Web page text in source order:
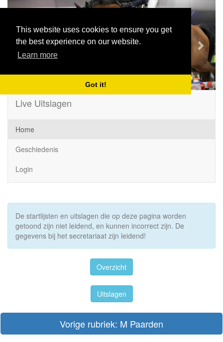
This website uses cookies to ensure you get
the best experience on our website.
Learn more
Got it!
Previous Next
Live Uitslagen
Home
Geschiedenis
Login
De startlijsten en uitslagen die op deze pagina worden
getoond zijn niet leidend, en kunnen incorrect zijn. De
gegevens bij het secretariaat zijn leidend!
Overzicht
Uitslagen
Vorige rubriek: M Paarden